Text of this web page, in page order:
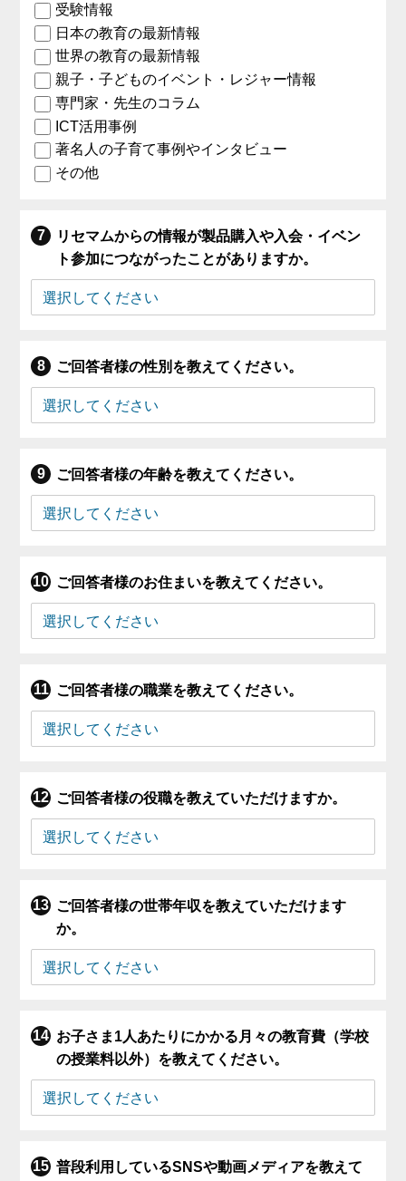
受験情報
日本の教育の最新情報
世界の教育の最新情報
親子・子どものイベント・レジャー情報
専門家・先生のコラム
ICT活用事例
著名人の子育て事例やインタビュー
その他
リセマムからの情報が製品購入や入会・イベン
ト参加につながったことがありますか。
ご回答者様の性別を教えてください。
ご回答者様の年齢を教えてください。
ご回答者様のお住まいを教えてください。
ご回答者様の職業を教えてください。
ご回答者様の役職を教えていただけますか。
ご回答者様の世帯年収を教えていただけます
か。
お子さま1人あたりにかかる月々の教育費（学校
の授業料以外）を教えてください。
普段利用しているSNSや動画メディアを教えて